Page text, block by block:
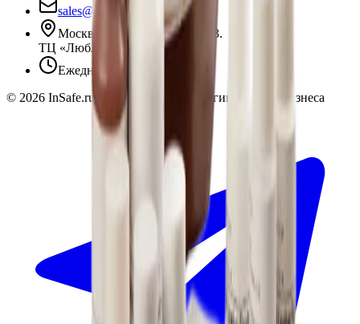
sales@insafe.ru
Москва, Люблинская ул., 153.
ТЦ «Люблю Молл», -1 уровень
Ежедневно 10:00 — 19:00
© 2026 InSafe.ru — Товары и технологии для автобизнеса